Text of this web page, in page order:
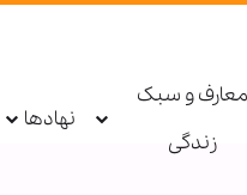
معارف و سبک
زندگی
نهادها